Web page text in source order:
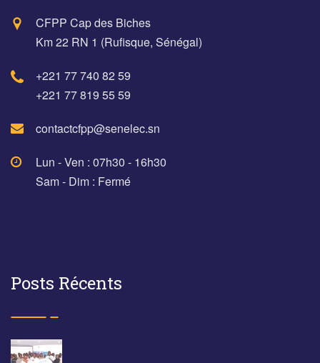
CFPP Cap des Biches
Km 22 RN 1 (Rufisque, Sénégal)
+221 77 740 82 59
+221 77 819 55 59
contactcfpp@senelec.sn
Lun - Ven : 07h30 - 16h30
Sam - Dim : Fermé
Posts Récents